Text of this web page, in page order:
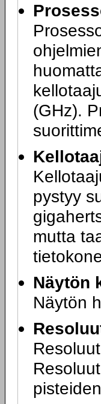
(GHz).
pystyy
mutta
Näytön
Näytön